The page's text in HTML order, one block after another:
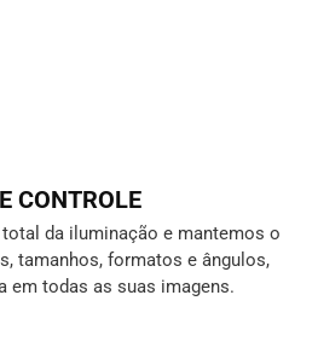
CONTROLE
da iluminação e mantemos o
tamanhos, formatos e ângulos,
em todas as suas imagens.